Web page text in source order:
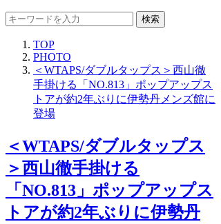
検索
TOP
PHOTO
＜WTAPS/ダブルタップス＞西山徹
手掛ける「NO.813」ポップアップス
トアが約2年ぶりに伊勢丹メンズ館に
登場
＜WTAPS/ダブルタップス
＞西山徹手掛ける
「NO.813」ポップアップス
トアが約2年ぶりに伊勢丹